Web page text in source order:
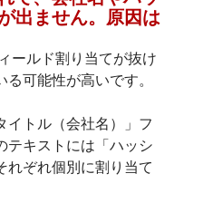
出ません。原因は
ールド割り当てが抜け
可能性が高いです。
イトル（会社名）」フ
テキストには「ハッシ
れぞれ個別に割り当て